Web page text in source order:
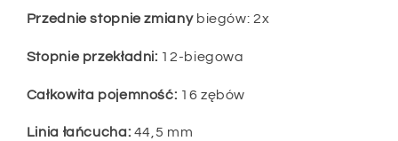
Przednie stopnie zmiany biegów: 2x
Stopnie przekładni: 12-biegowa
Całkowita pojemność: 16 zębów
Linia łańcucha: 44,5 mm